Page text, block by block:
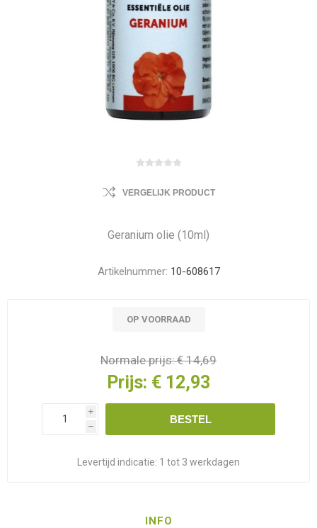
VERGELIJK PRODUCT
Geranium olie (10ml)
Artikelnummer: 10-608617
OP VOORRAAD
Normale prijs:€ 14,69
Prijs: € 12,93
i
h
BESTEL
Levertijd indicatie: 1 tot 3 werkdagen
INFO